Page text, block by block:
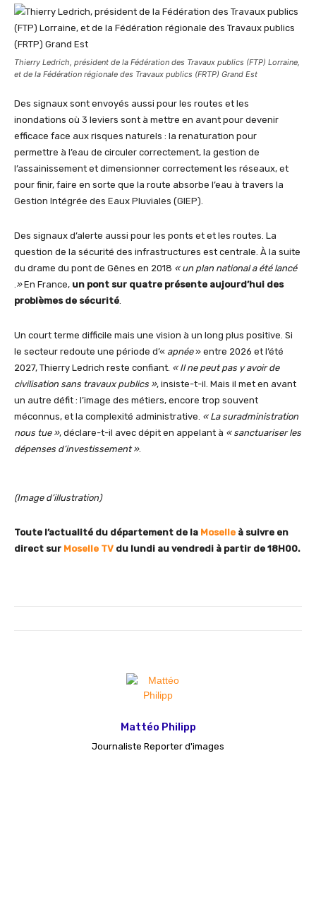
Thierry Ledrich, président de la Fédération des Travaux publics (FTP) Lorraine,
et de la Fédération régionale des Travaux publics (FRTP) Grand Est
Des signaux sont envoyés aussi pour les routes et les
inondations où 3 leviers sont à mettre en avant pour devenir
efficace face aux risques naturels : la renaturation pour
permettre à l’eau de circuler correctement, la gestion de
l’assainissement et dimensionner correctement les réseaux, et
pour finir, faire en sorte que la route absorbe l’eau à travers la
Gestion Intégrée des Eaux Pluviales (GIEP).
Des signaux d’alerte aussi pour les ponts et et les routes. La
question de la sécurité des infrastructures est centrale. À la suite
du drame du pont de Gênes en 2018 « un plan national a été lancé
.»En France, un pont sur quatre présente aujourd’hui des
problèmes de sécurité.
Un court terme difficile mais une vision à un long plus positive. Si
le secteur redoute une période d’« apnée» entre 2026 et l’été
2027, Thierry Ledrich reste confiant. « Il ne peut pas y avoir de
civilisation sans travaux publics », insiste-t-il. Mais il met en avant
un autre défit : l’image des métiers, encore trop souvent
méconnus, et la complexité administrative. « La suradministration
nous tue », déclare-t-il avec dépit en appelant à « sanctuariser les
dépenses d’investissement ».
(Image d’illustration)
Toute l’actualité du département de la Moselle à suivre en
direct sur Moselle TV du lundi au vendredi à partir de 18H00.
Mattéo Philipp
Journaliste Reporter d'images